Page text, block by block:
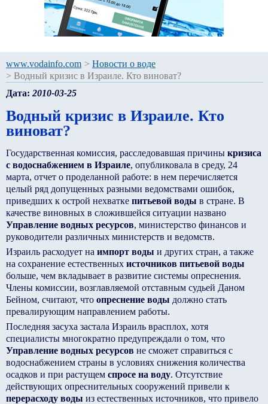
www.vodainfo.com > Новости о воде
> Водный кризис в Израиле. Кто виноват?
Дата: 2010-03-25
Водный кризис в Израиле. Кто
виноват?
Государственная комиссия, расследовавшая причины кризиса
с водоснабжением в Израиле, опубликовала в среду, 24
марта, отчет о проделанной работе: в нем перечисляется
целый ряд допущенных разными ведомствами ошибок,
приведших к острой нехватке питьевой воды в стране. В
качестве виновных в сложившейся ситуации названо
Управление водных ресурсов, министерство финансов и
руководители различных министерств и ведомств.
Израиль расходует на импорт воды и других стран, а также
на сохранение естественных источников питьевой воды
больше, чем вкладывает в развитие системы опреснения.
Члены комиссии, возглавляемой отставным судьей Даном
Бейном, считают, что опреснение воды должно стать
превалирующим направлением работы.
Последняя засуха застала Израиль врасплох, хотя
специалисты многократно предупреждали о том, что
Управление водных ресурсов не сможет справиться с
водоснабжением страны в условиях снижения количества
осадков и при растущем спросе на воду. Отсутствие
действующих опреснительных сооружений привели к
перерасходу воды из естественных источников, что привело